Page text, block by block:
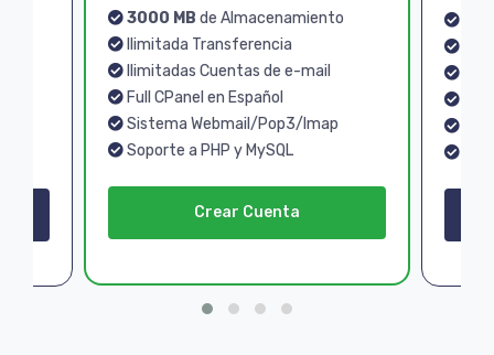
3000 MB de Almacenamiento
Ilimitada Transferencia
Ilimitadas Cuentas de e-mail
Full CPanel en Español
Sistema Webmail/Pop3/Imap
Soporte a PHP y MySQL
Crear Cuenta